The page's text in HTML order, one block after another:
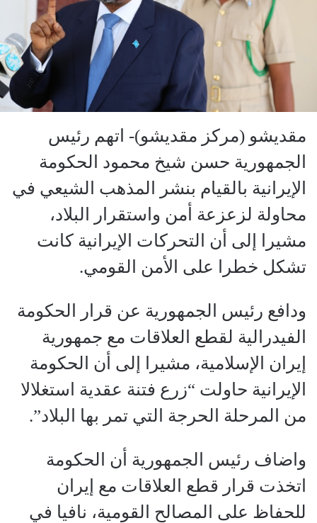
مقديشو (مركز مقديشو)- اتهم رئيس
الجمهورية حسن شيخ محمود الحكومة
الإيرانية بالقيام بنشر المذهب الشيعي في
محاولة لزعزعة أمن واستقرار البلاد،
مشيرا إلى أن التحركات الإيرانية كانت
تشكل خطرا على الأمن القومي.
ودافع رئيس الجمهورية عن قرار الحكومة
الفيدرالية لقطع العلاقات مع جمهورية
إيران الإسلامية، مشيرا إلى أن الحكومة
الإيرانية حاولت “زرع فتنة عقدية استغلالا
من المرحلة الحرجة التي تمر بها البلاد”.
واضاف رئيس الجمهورية أن الحكومة
اتخذت قرار قطع العلاقات مع إيران
للحفاظ على المصالح القومية، نافيا في